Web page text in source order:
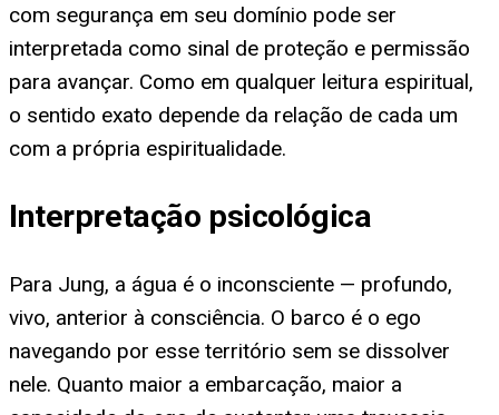
com segurança em seu domínio pode ser
interpretada como sinal de proteção e permissão
para avançar. Como em qualquer leitura espiritual,
o sentido exato depende da relação de cada um
com a própria espiritualidade.
Interpretação psicológica
Para Jung, a água é o inconsciente — profundo,
vivo, anterior à consciência. O barco é o ego
navegando por esse território sem se dissolver
nele. Quanto maior a embarcação, maior a